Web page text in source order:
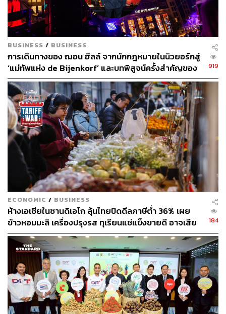
นอกจากนี้ ยังได้ปรับซูเปอร์มาร์เก็ต จากโฮม เฟรช มาร์ท มา
เป็น ‘กูร์เมต์ มาร์เก็ต’ ให้เทียบเท่ากับสาขาสยามพารากอน,
เพิ่มพื้นที่นั่งส่วนกลาง, เพิ่มห้องน้ำ และเพิ่มที่จอดรถจาก
2,200 คัน เป็น 3,500 คัน
เดอะมอลล์วางเป้าหมาย ต้องการให้ระยะเวลาที่อยู่ใน
ศูนย์การค้าเพิ่มขึ้นจาก 1 ชั่วโมง 15 นาที เป็น 1 ชั่วโมง 30
นาที และจำนวนทราฟฟิกเพิ่มจาก 3.5 หมื่นคนต่อวันใน
ระหว่างรีโนเวต เป็น 5 หมื่นคนในวันธรรมดา และ 6-6.5
หมื่นคนในช่วงวันหยุด และภายใน 2-3 ปี ต้องการเพิ่มเป็น 1
แสนคนต่อวัน
อย่างไรก็ตาม ที่สาขางามวงศ์วานยังเป็นสาขาแรกที่ได้ใช้
โลโก้ใหม่ ซึ่งได้ปรับ Corporate Identity จาก M ริบบิ้นม้วนสี
แดง พลิกโฉมสู่อักษร M แบบเรียบง่าย ดูแข็งแรง และแฝง
ความร่วมสมัยเป็นสากลมากยิ่งขึ้น และคำว่า Lifestore สื่อถึง
ความมีชีวิตชีวา เข้าถึงง่ายด้วยตัวอักษรตัวเขียน จับคู่กับ M
ทำให้เกิดเป็นความสมดุล แต่ยังคงเอกลักษณ์สีแดงไว้เป็น
ตัวแทนของความสุขที่ไม่เคยเปลี่ยน
โดยโลโก้ใหม่นี้จะถูกนำไปใช้ที่เดอะมอลล์ทุกสาขาที่จะ
เปลี่ยนโฉม ซึ่งการปรับภาพลักษณ์ใหม่ครั้งนี้เป็นตามแผน
โรดแมป 5 ปีที่วางไว้ (ปี 2562-2566) และหลังจากปรับ
เดอะมอลล์ไลฟ์สโตร์ งามวงศ์วาน จะรีโนเวตเดอะมอลล์ อีก
3 สาขา เพื่อรองรับฐานลูกค้าทุกมุมเมือง ได้แก่ เดอะมอลล์
BUSINESS / BUSINESS
การเดินทางของ ฌอน ฮิลล์ จากนักกฎหมายในนิวยอร์กสู่
‘แม่ทัพแห่ง de Bijenkorf’ และบทพิสูจน์ครั้งสำคัญของ
ทายาทรุ่นที่ 4 แห่งตระกูลจิราธิวัฒน์
919
ECONOMIC / BUSINESS
ห้างเอเชียในซานดิเอโก ลุ้นไทยปิดดีลภาษีต่ำ 36% เผย
ข้าวหอมมะลิ เครื่องปรุงรส ทุเรียนแช่แข็งขายดี อาจเสีย
ตลาดให้คู่แข่ง
184